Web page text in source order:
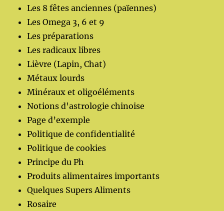
Les 8 fêtes anciennes (païennes)
Les Omega 3, 6 et 9
Les préparations
Les radicaux libres
Lièvre (Lapin, Chat)
Métaux lourds
Minéraux et oligoéléments
Notions d'astrologie chinoise
Page d’exemple
Politique de confidentialité
Politique de cookies
Principe du Ph
Produits alimentaires importants
Quelques Supers Aliments
Rosaire